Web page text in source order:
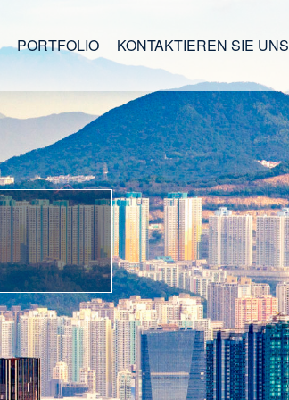
PORTFOLIO KONTAKTIEREN SIE UNS